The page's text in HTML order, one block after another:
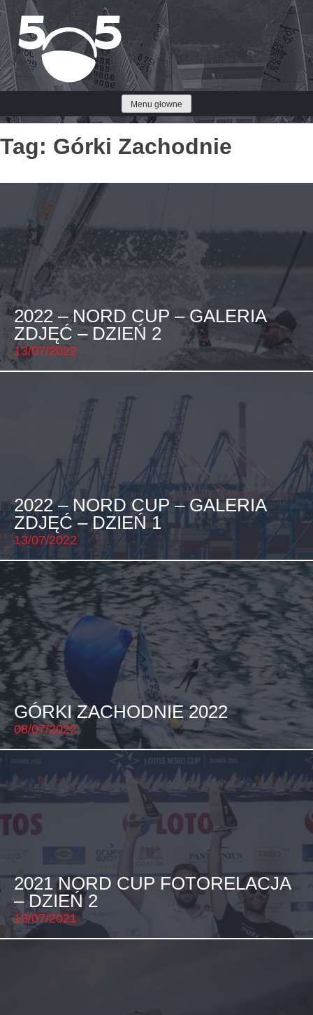
Przejdź
do
treści
Menu głowne
Tag: Górki Zachodnie
2022 – NORD CUP – GALERIA
ZDJĘĆ – DZIEŃ 2
13/07/2022
2022 – NORD CUP – GALERIA
ZDJĘĆ – DZIEŃ 1
13/07/2022
GÓRKI ZACHODNIE 2022
08/07/2022
2021 NORD CUP FOTORELACJA
– DZIEŃ 2
13/07/2021